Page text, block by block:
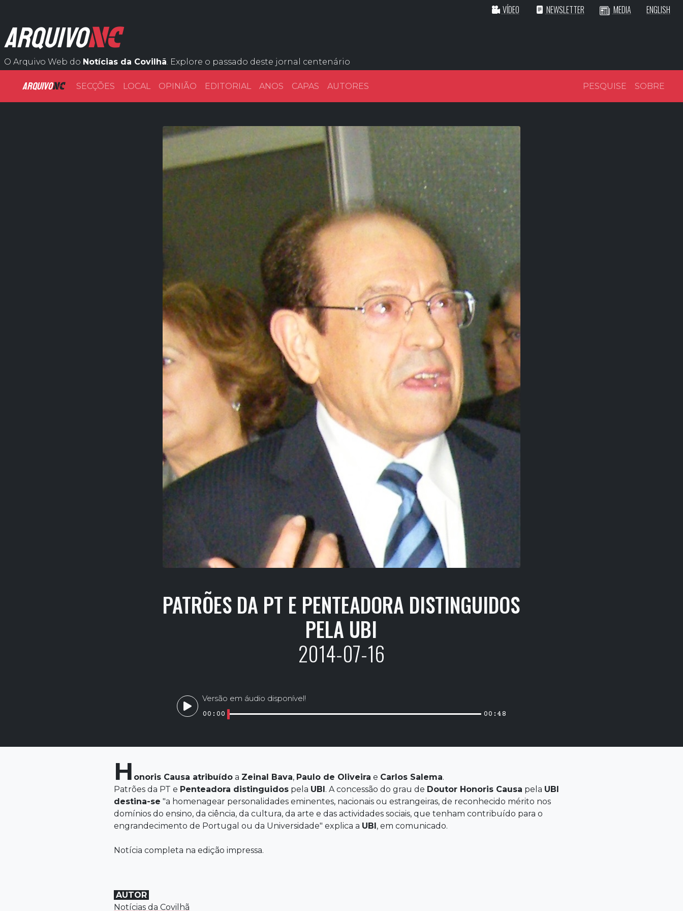
VÍDEO NEWSLETTER MEDIA ENGLISH
ARQUIVONC
O Arquivo Web do Notícias da Covilhã. Explore o passado deste jornal centenário
ARQUIVONC SECÇÕES LOCAL OPINIÃO EDITORIAL ANOS CAPAS AUTORES PESQUISE SOBRE
PATRÕES DA PT E PENTEADORA DISTINGUIDOS
PELA UBI
2014-07-16
Versão em áudio disponível!
00:00 00:48
H onoris Causa atribuído a Zeinal Bava, Paulo de Oliveira e Carlos Salema.
Patrões da PT e Penteadora distinguidos pela UBI. A concessão do grau de Doutor Honoris Causa pela UBI
destina-se "a homenagear personalidades eminentes, nacionais ou estrangeiras, de reconhecido mérito nos
domínios do ensino, da ciência, da cultura, da arte e das actividades sociais, que tenham contribuído para o
engrandecimento de Portugal ou da Universidade" explica a UBI, em comunicado.
Notícia completa na edição impressa.
AUTOR
Notícias da Covilhã